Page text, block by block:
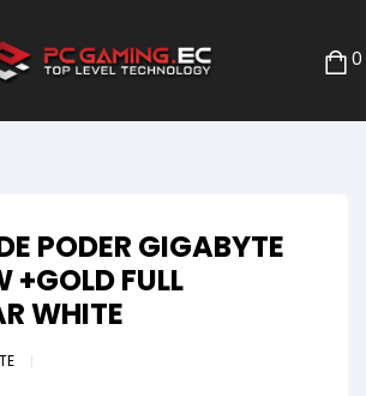
0
PODER GIGABYTE
+GOLD FULL
WHITE